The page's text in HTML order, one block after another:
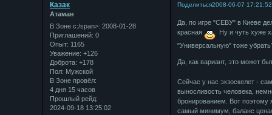
Поделиться2008-06-07 17:21:52
Казак
Атаман
В Зоне с:/span>: 2008-01-28
Приглашений: 0
Опыт: 1165
Уважение: +126
Доброта: +178
Пол: Мужской
В Зоне провёл:
4 дня 15 часов
Прошлый рейд:
2024-09-18 13:25:02
Да, по игре "СЕВУ" в Киеве
красная
Ну и чуть хуже
"Универсальную" тоже
Да, как вариант, это может
Сейчас у нас экзоскелет -
выносливость человека,
бронированием. Вот поэтому
самый минимум, баланс